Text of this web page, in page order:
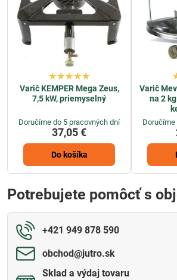
Varič KEMPER Mega Zeus,
7,5 kW, priemyselný
Doručíme do 5 pracovných dní
37,05 €
Do košíka
Varič
na 2
Doručíme
Potrebujete pomôcť s
+421 949 878 590
obchod​@jutro​.sk
Sklad a výdaj tovaru